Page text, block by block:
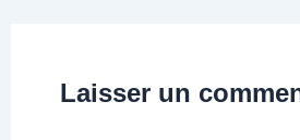
Laisser un